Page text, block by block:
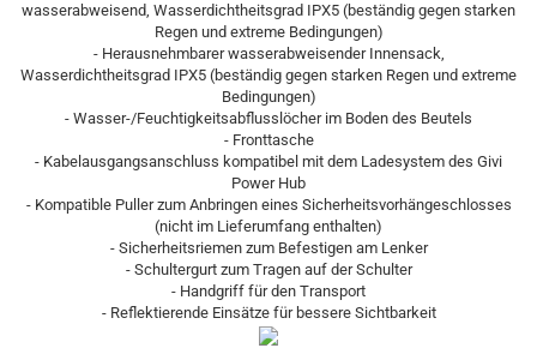
wasserabweisend, Wasserdichtheitsgrad IPX5 (beständig gegen starken
Regen und extreme Bedingungen)
- Herausnehmbarer wasserabweisender Innensack,
Wasserdichtheitsgrad IPX5 (beständig gegen starken Regen und extreme
Bedingungen)
- Wasser-/Feuchtigkeitsabflusslöcher im Boden des Beutels
- Fronttasche
- Kabelausgangsanschluss kompatibel mit dem Ladesystem des Givi
Power Hub
- Kompatible Puller zum Anbringen eines Sicherheitsvorhängeschlosses
(nicht im Lieferumfang enthalten)
- Sicherheitsriemen zum Befestigen am Lenker
- Schultergurt zum Tragen auf der Schulter
- Handgriff für den Transport
- Reflektierende Einsätze für bessere Sichtbarkeit